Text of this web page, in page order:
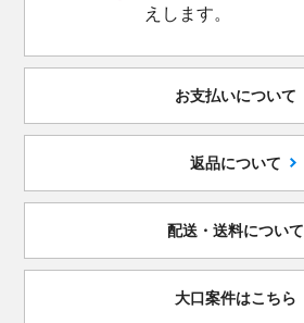
えします。
お支払いについて
返品について
配送・送料について
大口案件はこちら